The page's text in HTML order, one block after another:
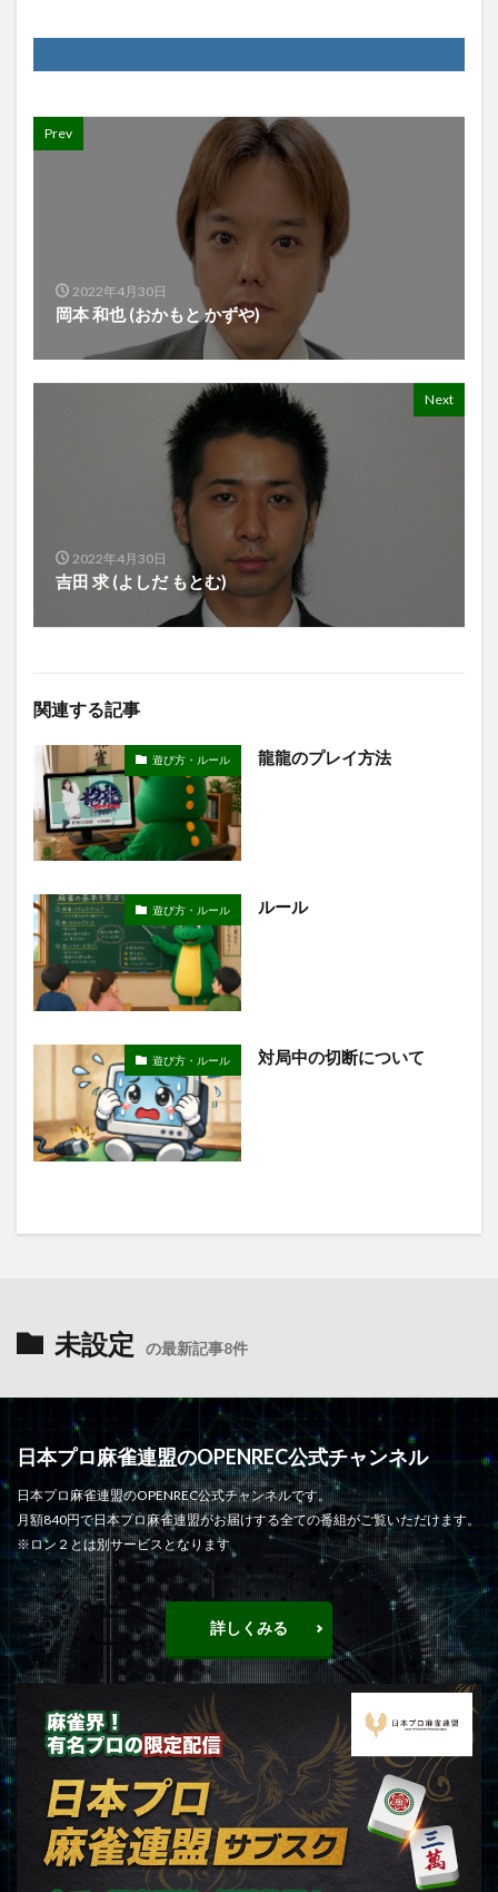
Prev
2022年4月30日
岡本 和也 (おかもと かずや)
Next
2022年4月30日
吉田 求 (よしだ もとむ)
関連する記事
遊び方・ルール 龍龍のプレイ方法
遊び方・ルール ルール
遊び方・ルール 対局中の切断について
未設定 の最新記事8件
日本プロ麻雀連盟のOPENREC公式チャンネル
日本プロ麻雀連盟のOPENREC公式チャンネルです。
月額840円で日本プロ麻雀連盟がお届けする全ての番組がご覧いただけます。
※ロン２とは別サービスとなります
詳しくみる